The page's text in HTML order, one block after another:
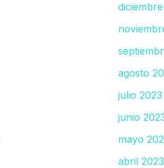
agosto
julio 2023
junio
mayo
abril 2023